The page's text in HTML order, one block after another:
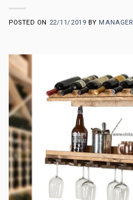
POSTED ON 22/11/2019 BY MANAGER